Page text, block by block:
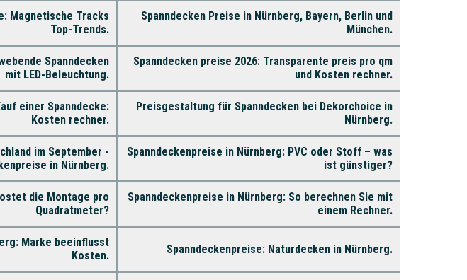
Magnetische Tracks
Top-Trends.
Spanndecken Preise in Nürnberg, Bayern, Berlin und
München.
Spanndecken
mit LED-Beleuchtung.
Spanndecken preise 2026: Transparente preis pro qm
und Kosten rechner.
einer Spanndecke:
Kosten rechner.
Preisgestaltung für Spanndecken bei Dekorchoice in
Nürnberg.
im September -
in Nürnberg.
Spanndeckenpreise in Nürnberg: PVC oder Stoff – was
ist günstiger?
die Montage pro
Quadratmeter?
Spanndeckenpreise in Nürnberg: So berechnen Sie mit
einem Rechner.
Marke beeinflusst
Kosten.
Spanndeckenpreise: Naturdecken in Nürnberg.